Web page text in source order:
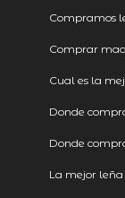
Compramos
Comprar
Cual es la
Donde
Donde
La mejor